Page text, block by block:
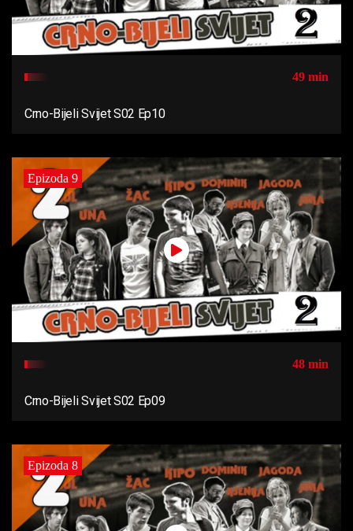
49 min
Crno-Bijeli Svijet S02 Ep10
Epizoda 9
48 min
Crno-Bijeli Svijet S02 Ep09
Epizoda 8